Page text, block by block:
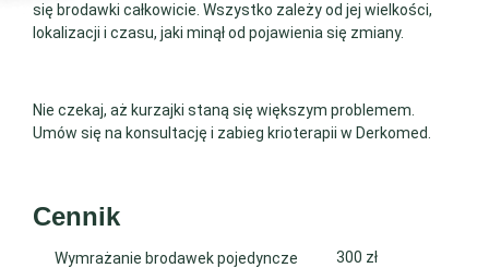
się brodawki całkowicie. Wszystko zależy od jej wielkości,
lokalizacji i czasu, jaki minął od pojawienia się zmiany.
Nie czekaj, aż kurzajki staną się większym problemem.
Umów się na konsultację i zabieg krioterapii w Derkomed.
Cennik
Wymrażanie brodawek pojedyncze 300 zł